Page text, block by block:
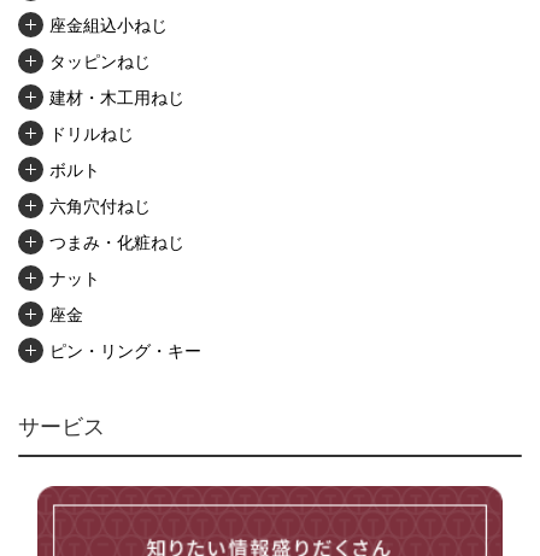
座金組込小ねじ
タッピンねじ
建材・木工用ねじ
ドリルねじ
ボルト
六角穴付ねじ
つまみ・化粧ねじ
ナット
座金
ピン・リング・キー
アンカー・プラグ
ユニファイねじ
サービス